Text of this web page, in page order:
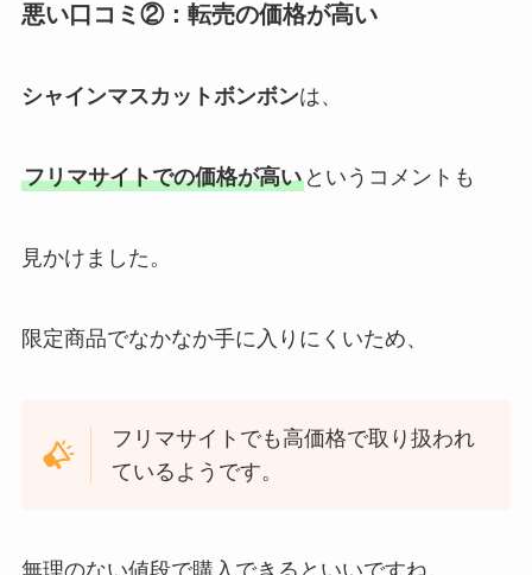
悪い口コミ②：転売の価格が高い
シャインマスカットボンボンは、
フリマサイトでの価格が高いというコメントも
見かけました。
限定商品でなかなか手に入りにくいため、
フリマサイトでも高価格で取り扱われ
ているようです。